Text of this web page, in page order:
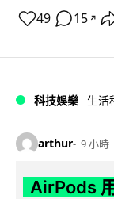
49 15 ↗
科技娛樂 生活
arthur 9 小時
AirPods